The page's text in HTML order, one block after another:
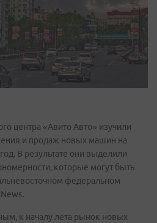
центра «Авито Авто» изучили
и продаж новых машин на
В результате они выделили
которые могут быть
федеральном
к началу лета рынок новых